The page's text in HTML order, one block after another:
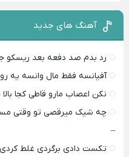
آهنگ های جدید
رد بدم صد دفعه بعد ریسکو
آفیانسه فقط مال وانسه یه
نکن اعصاب مارو قاطی کجا
چه شیک میرقصی تو وقتی
–
تکست دادی برگردی غلط